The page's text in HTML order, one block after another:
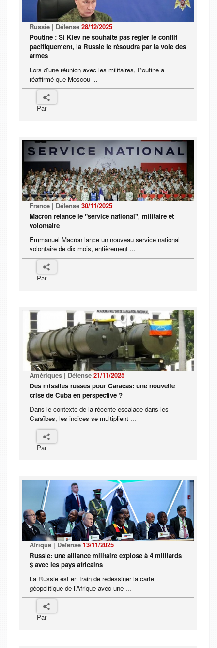
Russie | Défense 28/12/2025
Poutine : Si Kiev ne souhaite pas régler le conflit
pacifiquement, la Russie le résoudra par la voie des
armes
Lors d’une réunion avec les militaires, Poutine a
réaffirmé que Moscou ...
Par
France | Défense 30/11/2025
Macron relance le "service national", militaire et
volontaire
Emmanuel Macron lance un nouveau service national
volontaire de dix mois, entièrement ...
Par
Amériques | Défense 21/11/2025
Des missiles russes pour Caracas: une nouvelle
crise de Cuba en perspective ?
Dans le contexte de la récente escalade dans les
Caraïbes, les indices se multiplient ...
Par
Afrique | Défense 13/11/2025
Russie: une alliance militaire explose à 4 milliards
$ avec les pays africains
La Russie est en train de redessiner la carte
géopolitique de l’Afrique avec une ...
Par